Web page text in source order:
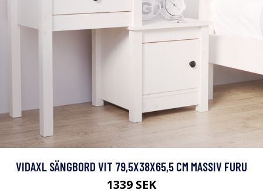
VIDAXL SÄNGBORD VIT 79,5X38X65,5 CM MASSIV FURU
1339 SEK